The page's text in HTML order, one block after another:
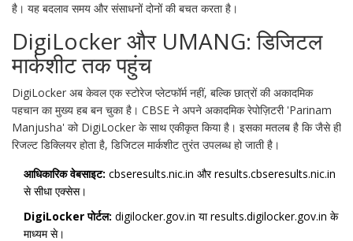
है। यह बदलाव समय और संसाधनों दोनों की बचत करता है।
DigiLocker और UMANG: डिजिटल
मार्कशीट तक पहुंच
DigiLocker अब केवल एक स्टोरेज प्लेटफॉर्म नहीं, बल्कि छात्रों की अकादमिक
पहचान का मुख्य हब बन चुका है। CBSE ने अपने अकादमिक रेपोज़िटरी 'Parinam
Manjusha' को DigiLocker के साथ एकीकृत किया है। इसका मतलब है कि जैसे ही
रिजल्ट डिक्लियर होता है, डिजिटल मार्कशीट तुरंत उपलब्ध हो जाती है।
आधिकारिक वेबसाइट: cbseresults.nic.in और results.cbseresults.nic.in
से सीधा एक्सेस।
DigiLocker पोर्टल: digilocker.gov.in या results.digilocker.gov.in के
माध्यम से।